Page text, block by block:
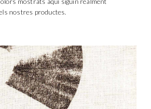
nostres productes.